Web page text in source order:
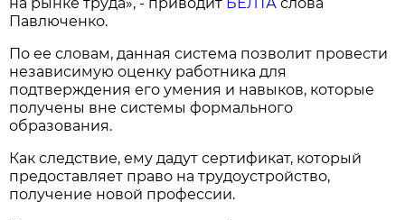
Павлюченко.
По ее словам, данная система позволит провести
независимую оценку работника для
подтверждения его умения и навыков, которые
получены вне системы формального
образования.
Как следствие, ему дадут сертификат, который
предоставляет право на трудоустройство,
получение новой профессии.